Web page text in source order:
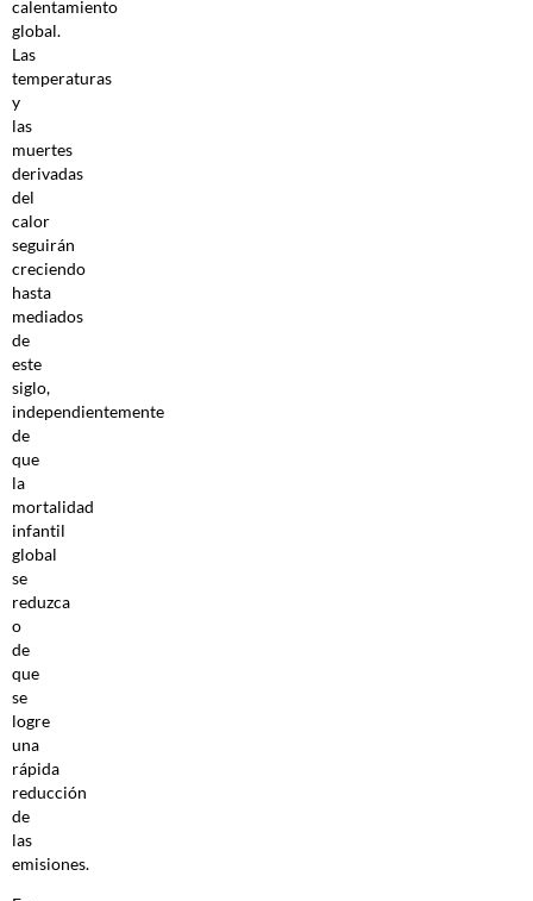
calentamiento
global.
Las
temperaturas
y
las
muertes
derivadas
del
calor
seguirán
creciendo
hasta
mediados
de
este
siglo,
independientemente
de
que
la
mortalidad
infantil
global
se
reduzca
o
de
que
se
logre
una
rápida
reducción
de
las
emisiones.